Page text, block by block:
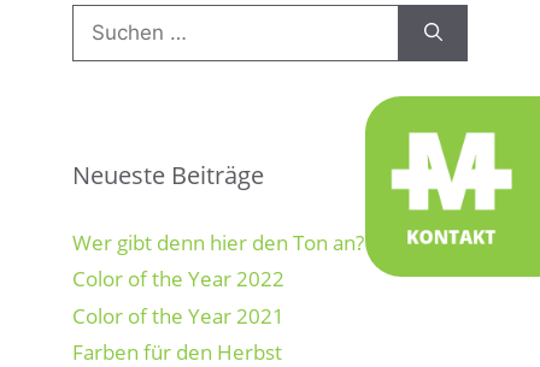
Suchen
nach:
Neueste Beiträge
Wer gibt denn hier den Ton an?
Color of the Year 2022
Color of the Year 2021
Farben für den Herbst